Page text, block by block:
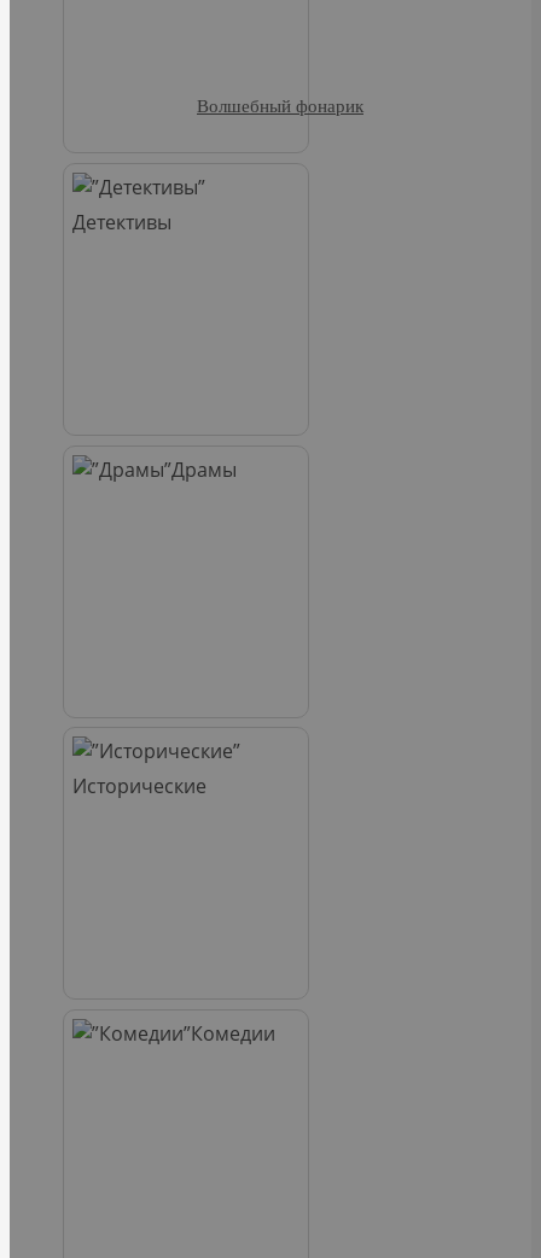
Детективы
Драмы
Исторические
Комедии
Волшебный фонарик